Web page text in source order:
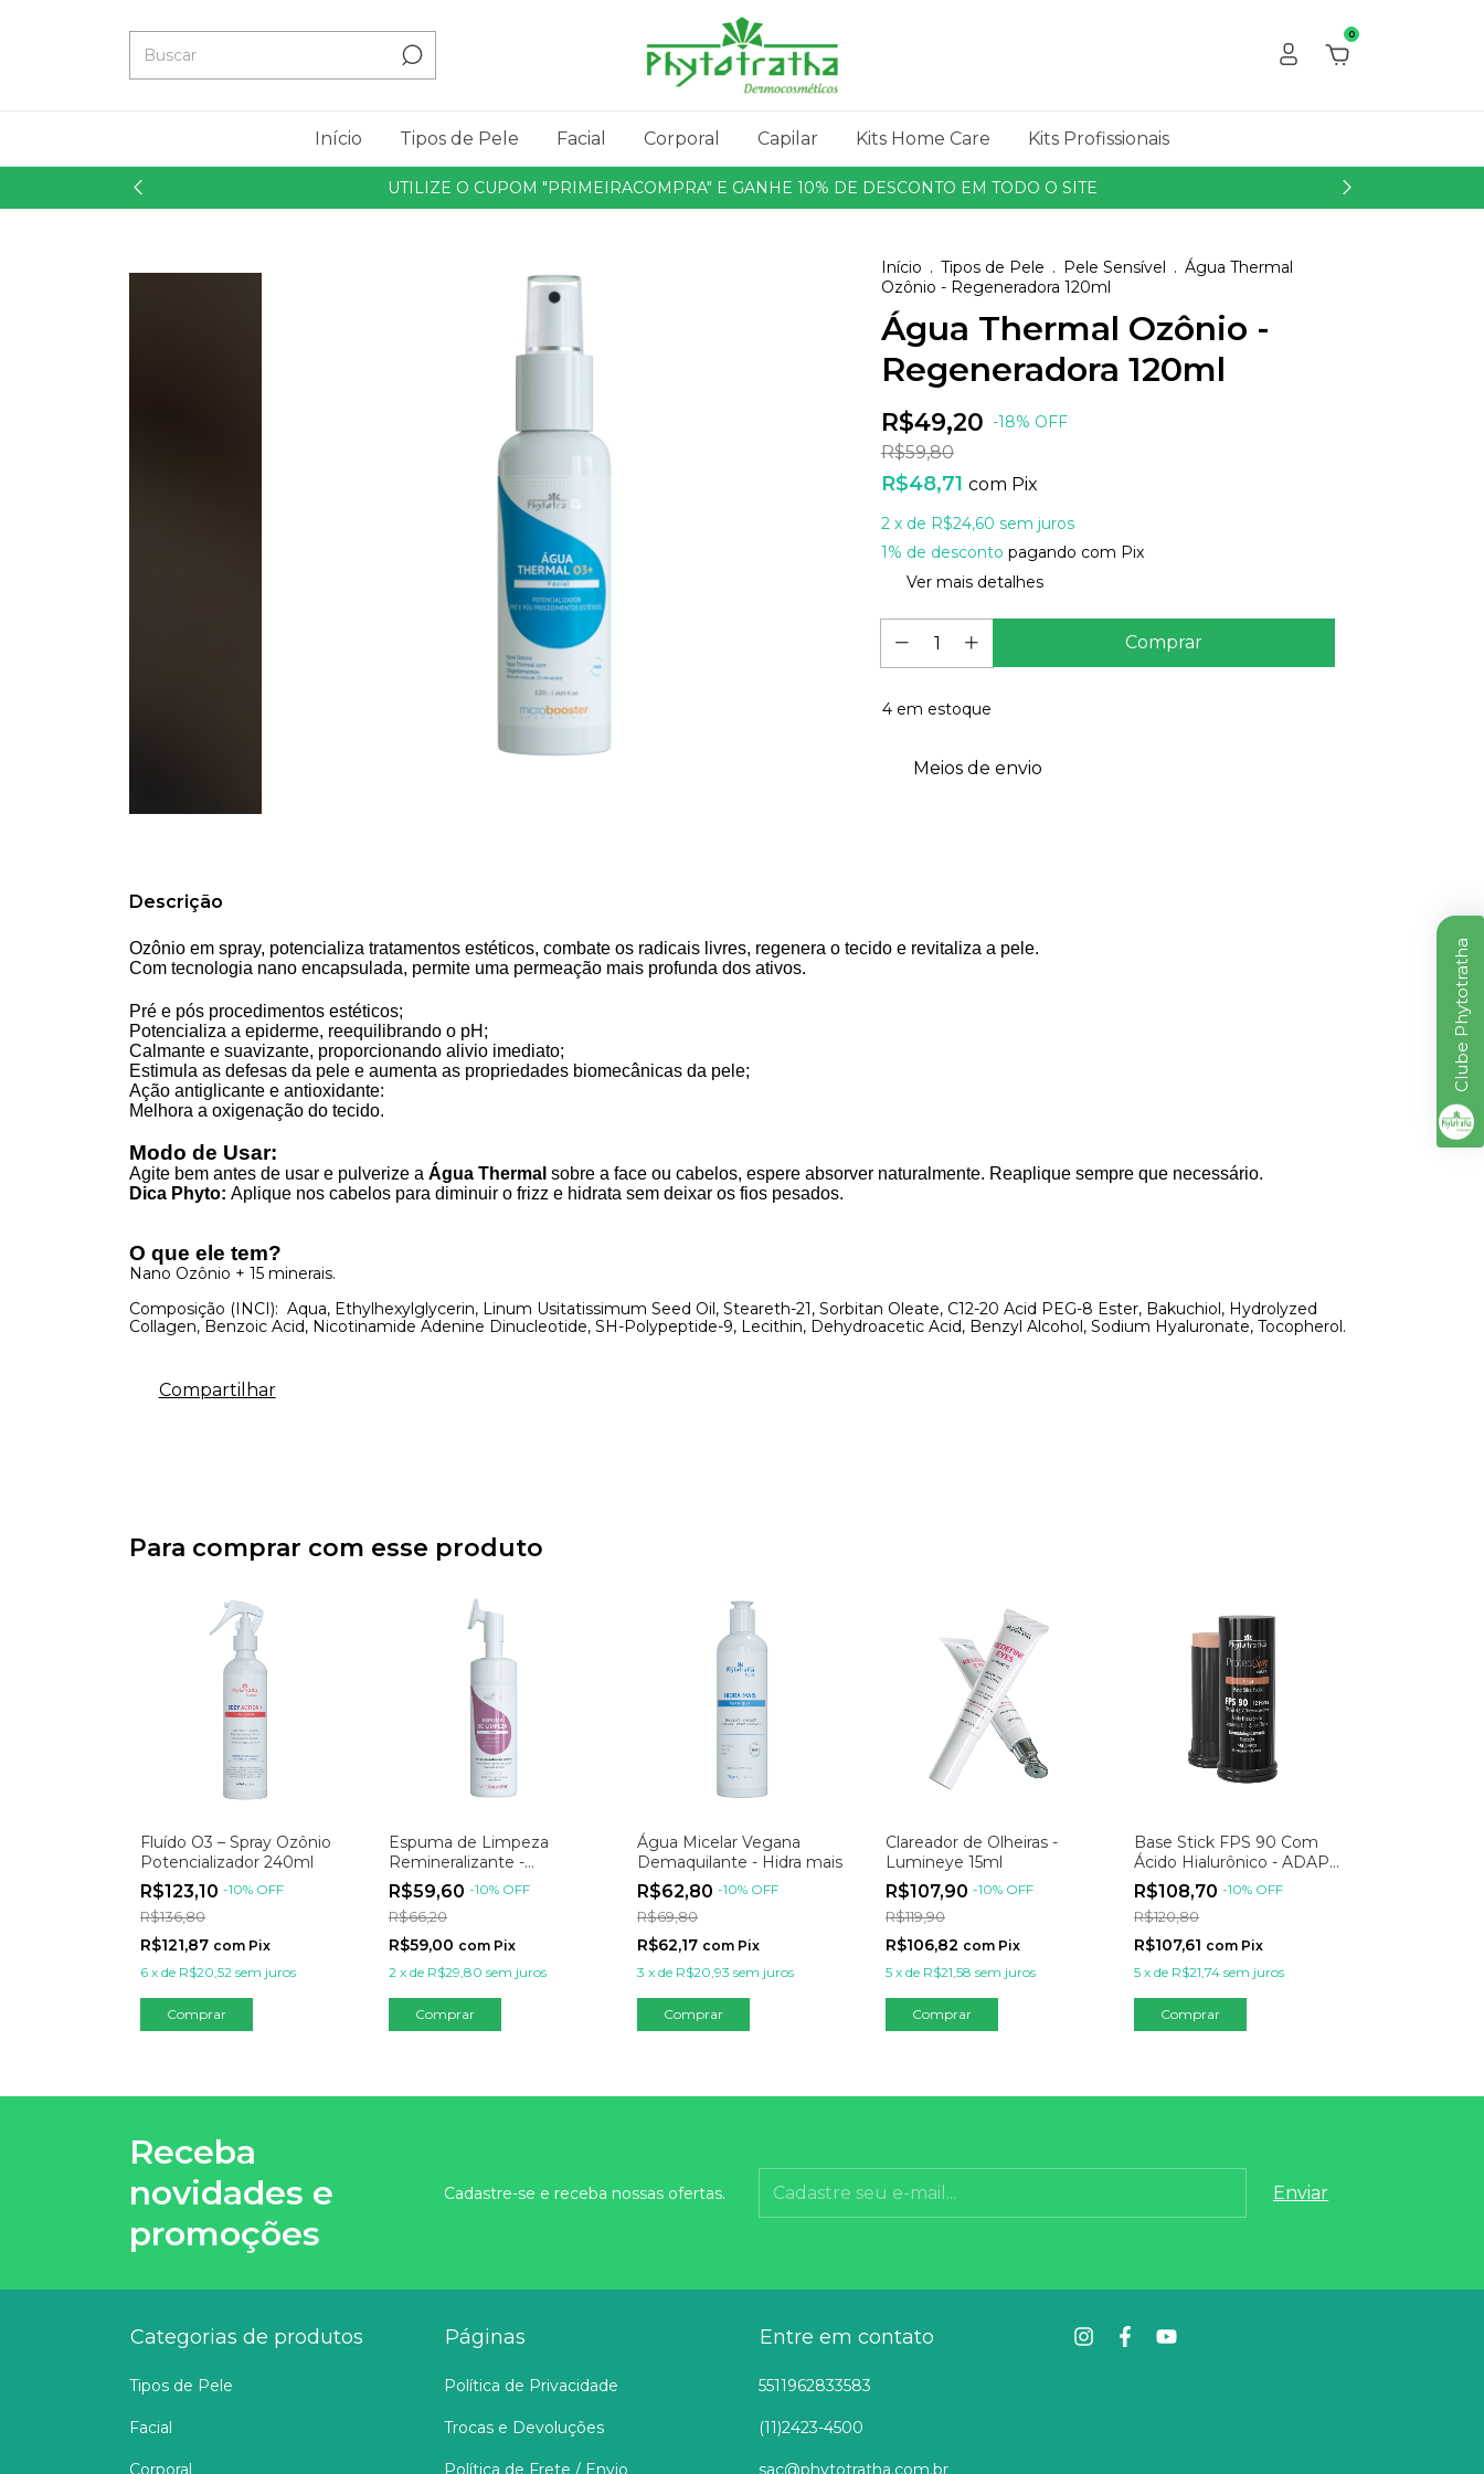
0
Início Tipos de Pele Facial Corporal Capilar Kits Home Care Kits Profissionais
UTILIZE O CUPOM "PRIMEIRACOMPRA" E GANHE 10% DE DESCONTO EM TODO O SITE
Início . Tipos de Pele . Pele Sensível . Água Thermal
Ozônio - Regeneradora 120ml
Água Thermal Ozônio -
Regeneradora 120ml
R$49,20 -18% OFF
R$59,80
R$48,71 com Pix
2 x de R$24,60 sem juros
1% de desconto pagando com Pix
Ver mais detalhes
4 em estoque
Meios de envio
Descrição
Ozônio em spray, potencializa tratamentos estéticos, combate os radicais livres, regenera o tecido e revitaliza a pele.
Com tecnologia nano encapsulada, permite uma permeação mais profunda dos ativos.
Pré e pós procedimentos estéticos;
Potencializa a epiderme, reequilibrando o pH;
Calmante e suavizante, proporcionando alivio imediato;
Estimula as defesas da pele e aumenta as propriedades biomecânicas da pele;
Ação antiglicante e antioxidante:
Melhora a oxigenação do tecido.
Modo de Usar:
Agite bem antes de usar e pulverize a Água Thermal sobre a face ou cabelos, espere absorver naturalmente. Reaplique sempre que necessário.
Dica Phyto: Aplique nos cabelos para diminuir o frizz e hidrata sem deixar os fios pesados.
O que ele tem?
Nano Ozônio + 15 minerais.
Composição (INCI): Aqua, Ethylhexylglycerin, Linum Usitatissimum Seed Oil, Steareth-21, Sorbitan Oleate, C12-20 Acid PEG-8 Ester, Bakuchiol, Hydrolyzed
Collagen, Benzoic Acid, Nicotinamide Adenine Dinucleotide, SH-Polypeptide-9, Lecithin, Dehydroacetic Acid, Benzyl Alcohol, Sodium Hyaluronate, Tocopherol.
Compartilhar
Para comprar com esse produto
Fluído O3 – Spray Ozônio
Potencializador 240ml
R$123,10 -10% OFF
R$136,80
R$121,87 com Pix
6 x de R$20,52 sem juros
Espuma de Limpeza
Remineralizante -
Microbooster 150ml
R$59,60 -10% OFF
R$66,20
R$59,00 com Pix
2 x de R$29,80 sem juros
Comprar
Água Micelar Vegana
Demaquilante - Hidra mais
R$62,80 -10% OFF
R$69,80
R$62,17 com Pix
3 x de R$20,93 sem juros
Comprar
Clareador de Olheiras -
Lumineye 15ml
R$107,90 -10% OFF
R$119,90
R$106,82 com Pix
5 x de R$21,58 sem juros
Base Stick FPS 90 Com
Ácido Hialurônico - ADAPT
14g
R$108,70 -10% OFF
R$120,80
R$107,61 com Pix
5 x de R$21,74 sem juros
Receba
novidades e
promoções
Cadastre-se e receba nossas ofertas.
Categorias de produtos
Tipos de Pele
Facial
Páginas
Política de Privacidade
Trocas e Devoluções
Entre em contato
5511962833583
(11)2423-4500
Clube Phytotratha